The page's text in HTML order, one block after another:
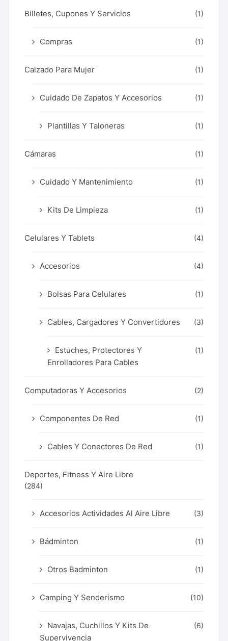
Billetes, Cupones Y Servicios (1)
Compras (1)
Calzado Para Mujer (1)
Cuidado De Zapatos Y Accesorios (1)
Plantillas Y Taloneras (1)
Cámaras (1)
Cuidado Y Mantenimiento (1)
Kits De Limpieza (1)
Celulares Y Tablets (4)
Accesorios (4)
Bolsas Para Celulares (1)
Cables, Cargadores Y Convertidores (3)
Estuches, Protectores Y
Enrolladores Para Cables
(1)
Computadoras Y Accesorios (2)
Componentes De Red (1)
Cables Y Conectores De Red (1)
Deportes, Fitness Y Aire Libre
(284)
Accesorios Actividades Al Aire Libre (3)
Bádminton (1)
Otros Badminton (1)
Camping Y Senderismo (10)
Navajas, Cuchillos Y Kits De
Supervivencia
(6)